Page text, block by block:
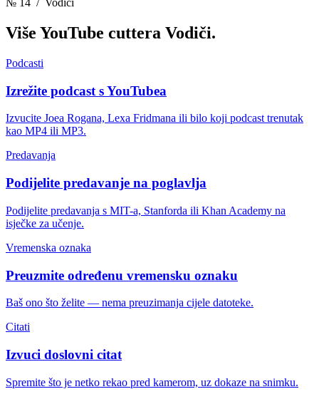
№ 14 / Vodiči
Više YouTube cuttera Vodiči.
Podcasti
Izrežite podcast s YouTubea
Izvucite Joea Rogana, Lexa Fridmana ili bilo koji podcast trenutak
kao MP4 ili MP3.
Predavanja
Podijelite predavanje na poglavlja
Podijelite predavanja s MIT-a, Stanforda ili Khan Academy na
isječke za učenje.
Vremenska oznaka
Preuzmite određenu vremensku oznaku
Baš ono što želite — nema preuzimanja cijele datoteke.
Citati
Izvuci doslovni citat
Spremite što je netko rekao pred kamerom, uz dokaze na snimku.